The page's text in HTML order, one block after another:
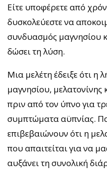
Είτε υποφέρετε από
δυσκολεύεστε να
συνδυασμός μαγνησίου
δώσει τη λύση.
Μια μελέτη έδειξε ότι η
μαγνησίου,
πριν από τον ύπνο για
συμπτώματα αϋπνίας.
επιβεβαιώνουν ότι η
που απαιτείται για να
αυξάνει τη συνολική